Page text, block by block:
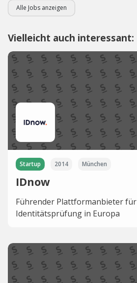
Alle Jobs anzeigen
Vielleicht auch interessant:
Startup 2014 München
IDnow
Führender Plattformanbieter für
Identitätsprüfung in Europa